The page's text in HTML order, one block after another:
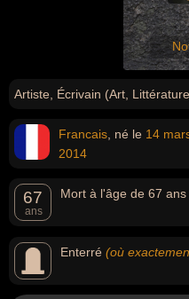
Artiste, Écrivain (Art,
Francais , né le 14
2014
67
ans
Mort à l'âge de 67 ans
Enterré (où